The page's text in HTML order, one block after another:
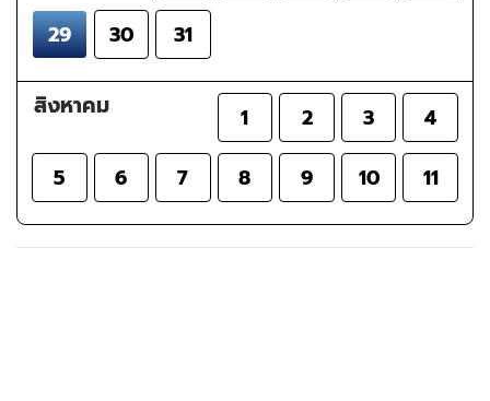
29 30 31
สิงหาคม 1 2 3 4
5 6 7 8 9 10 11